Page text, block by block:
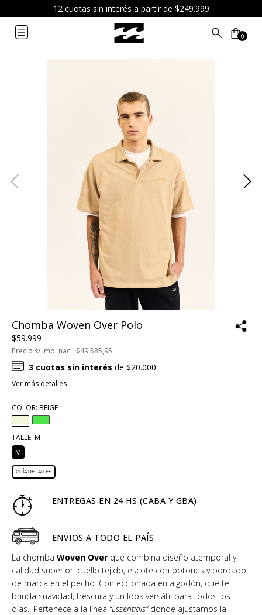
12 cuotas sin interés a partir de $249.999
0
Chomba Woven Over Polo
$59.999
Precio s/ imp. nac. $49.585,95
3 cuotas sin interés de $20.000
Ver más detalles
COLOR: BEIGE
TALLE: M
M
GUÍA DE TALLES
ENTREGAS EN 24 HS (CABA Y GBA)
ENVIOS A TODO EL PAÍS
La chomba Woven Over que combina diseño atemporal y
calidad superior: cuello tejido, escote con botones y bordado
de marca en el pecho. Confeccionada en algodón, que te
brinda suavidad, frescura y un look versátil para todos los
días.. Pertenece a la línea “Essentials”donde ajustamos la